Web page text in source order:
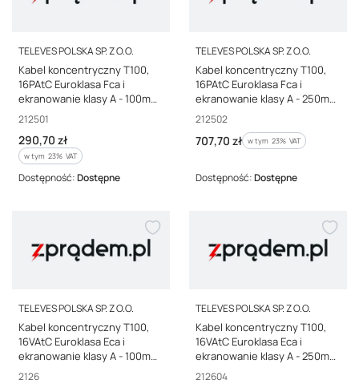
PRODUCENT
TELEVES POLSKA SP. Z O.O.
Kabel koncentryczny T100,
16PAtC Euroklasa Fca i
ekranowanie klasy A - 100m
(rolka plastikowa) 212501
Kod producenta
212501
Cena brutto
290,70 zł
w tym %s VAT
w tym 23% VAT
Dostępność:Dostępne
PRODUCENT
TELEVES POLSKA SP. Z O.O.
Kabel koncentryczny T100,
16PAtC Euroklasa Fca i
ekranowanie klasy A - 250m
(rolka drewniana) 212502
Kod producenta
212502
Cena brutto
707,70 zł w tym %s VAT
w tym 23% VAT
Dostępność:Dostępne
PRODUCENT
TELEVES POLSKA SP. Z O.O.
Kabel koncentryczny T100,
16VAtC Euroklasa Eca i
ekranowanie klasy A - 100m
(rolka kartonowa) 2126
Kod producenta
2126
PRODUCENT
TELEVES POLSKA SP. Z O.O.
Kabel koncentryczny T100,
16VAtC Euroklasa Eca i
ekranowanie klasy A - 250m
(pull box) 212604
Kod producenta
212604